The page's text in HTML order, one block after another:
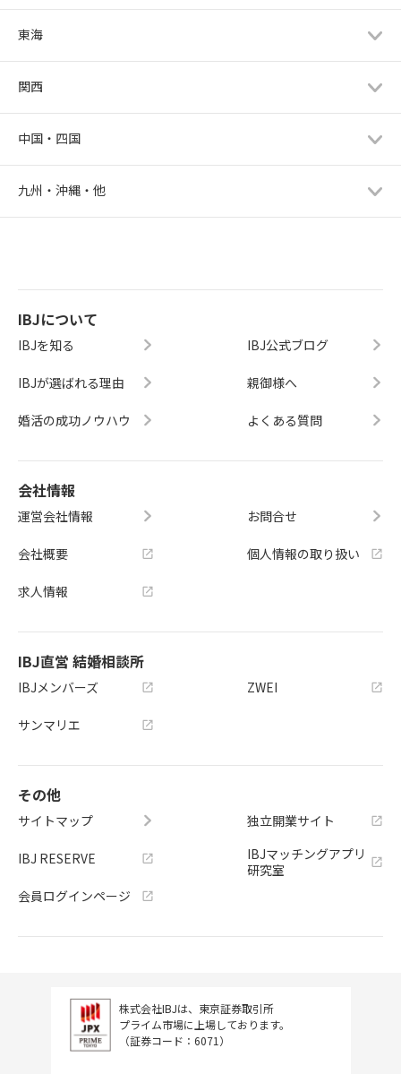
東海
関西
中国・四国
九州・沖縄・他
IBJについて
IBJを知る
IBJが選ばれる理由
婚活の成功ノウハウ
IBJ公式ブログ
親御様へ
よくある質問
会社情報
運営会社情報
会社概要
求人情報
お問合せ
個人情報の取り扱い
IBJ直営 結婚相談所
IBJメンバーズ
サンマリエ
ZWEI
その他
サイトマップ
IBJ RESERVE
会員ログインページ
独立開業サイト
IBJマッチングアプリ
研究室
株式会社IBJは、東京証券取引所
プライム市場に上場しております。
（証券コード：6071）